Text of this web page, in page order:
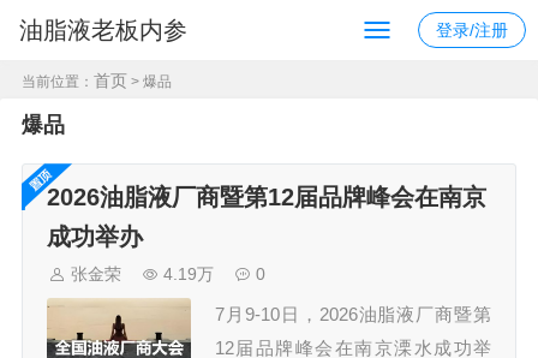
油脂液老板内参 登录/注册
当前位置： 首页 > 爆品
爆品
2026油脂液厂商暨第12届品牌峰会在南京
成功举办
张金荣 4.19万 0
7月9-10日，2026油脂液厂商暨第
12届品牌峰会在南京溧水成功举